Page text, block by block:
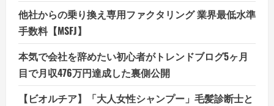
他社からの乗り換え専用ファクタリング 業界最低水準
手数料【MSFJ】
本気で会社を辞めたい初心者がトレンドブログ5ヶ月
目で月収476万円達成した裏側公開
【ビオルチア】「大人女性シャンプー」毛髪診断士と